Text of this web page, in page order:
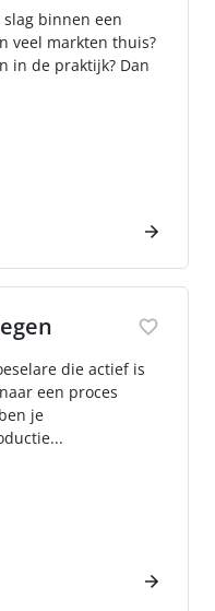
binnen een
veel markten thuis?
in de praktijk? Dan
die actief is
een proces
je